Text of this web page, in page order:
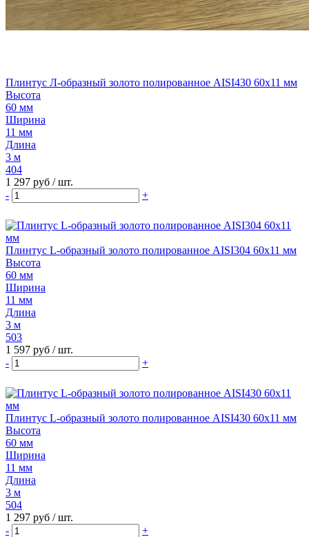
Плинтус Л-образный золото полированное AISI430 60х11 мм
Высота
60 мм
Ширина
11 мм
Длина
3 м
404
1 297 руб / шт.
-
+
Плинтус L-образный золото полированное AISI304 60х11 мм
Высота
60 мм
Ширина
11 мм
Длина
3 м
503
1 597 руб / шт.
-
+
Плинтус L-образный золото полированное AISI430 60х11 мм
Высота
60 мм
Ширина
11 мм
Длина
3 м
504
1 297 руб / шт.
-
+